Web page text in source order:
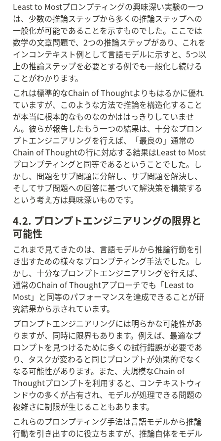
Least to Mostプロンプティングの興味深い実験の一つ
は、少数の推論ステップから多くの推論ステップへの
一般化が可能であることを示すものでした。ここでは
数学の文章問題で、2つの推論ステップがあり、これを
インコンテキスト例として言語モデルに示すと、5つ以
上の推論ステップを必要とする例でも一般化し続ける
ことがわかります。
これは標準的なChain of Thoughtよりもはるかに優れ
ていますが、このような方法で推論を構造化すること
が本当に根本的なものなのかははっきりしていませ
ん。彼らが報告したもう一つの結果は、十分なプロン
プトエンジニアリングを行えば、「最良の」通常の
Chain of Thoughtの行に対応する結果はLeast to Most
プロンプティングと同等であるということでした。し
かし、問題をサブ問題に分解し、サブ問題を解決し、
そしてサブ問題への回答に基づいて解決策を構築する
という考え方は興味深いものです。
4.2. プロンプトエンジニアリングの限界と
可能性
これまで見てきたのは、言語モデルから推論行動を引
き出すための様々なプロンプティング手法でした。し
かし、十分なプロンプトエンジニアリングを行えば、
通常のChain of Thoughtアプローチでも「Least to
Most」と同等のパフォーマンスを達成できることが研
究結果から示されています。
プロンプトエンジニアリングには明らかな可能性があ
りますが、同時に限界もあります。例えば、最適なプ
ロンプトを見つけるために多くの試行錯誤が必要であ
り、タスクが変わると同じプロンプトが効果的でなく
なる可能性があります。また、大規模なChain of
Thoughtプロンプトを利用すると、コンテキストウィ
ンドウの多くが占有され、モデルが処理できる問題の
複雑さに制限が生じることもあります。
これらのプロンプティング手法は言語モデルから推論
行動を引き出すのに役立ちますが、推論自体をモデル